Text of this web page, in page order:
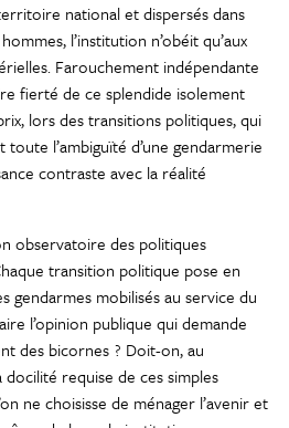
national et dispersés dans
l’institution n’obéit qu’aux
Farouchement indépendante
fierté de ce splendide isolement
lors des transitions politiques, qui
toute l’ambiguïté d’une gendarmerie
contraste avec la réalité
observatoire des politiques
transition politique pose en
gendarmes mobilisés au service du
l’opinion publique qui demande
des bicornes ? Doit-on, au
requise de ces simples
ne choisisse de ménager l’avenir et